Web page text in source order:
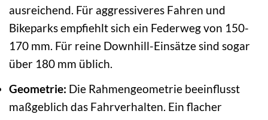
ausreichend. Für aggressiveres Fahren und
Bikeparks empfiehlt sich ein Federweg von 150-
170 mm. Für reine Downhill-Einsätze sind sogar
über 180 mm üblich.
Geometrie: Die Rahmengeometrie beeinflusst
maßgeblich das Fahrverhalten. Ein flacher